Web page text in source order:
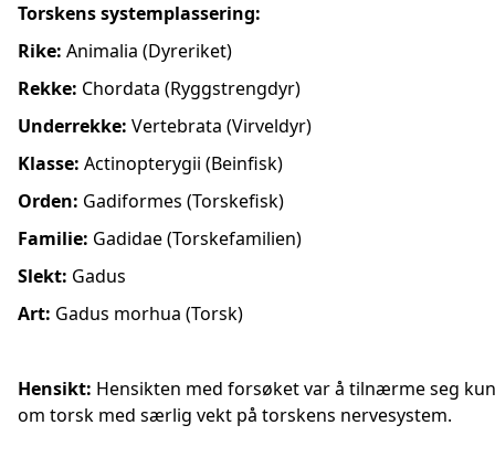
Torskens systemplassering:
Rike: Animalia (Dyreriket)
Rekke: Chordata (Ryggstrengdyr)
Underrekke: Vertebrata (Virveldyr)
Klasse: Actinopterygii (Beinfisk)
Orden: Gadiformes (Torskefisk)
Familie: Gadidae (Torskefamilien)
Slekt: Gadus
Art: Gadus morhua (Torsk)
Hensikt: Hensikten med forsøket var å tilnærme seg
om torsk med særlig vekt på torskens nervesystem.